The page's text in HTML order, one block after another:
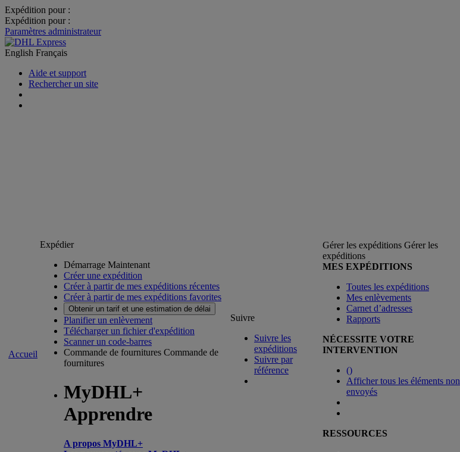
Expédition pour :
Expédition pour :
Paramètres administrateur
English Français
Aide et support
Rechercher un site
Accueil
Expédier
Démarrage Maintenant
Créer une expédition
Créer à partir de mes expéditions récentes
Créer à partir de mes expéditions favorites
Obtenir un tarif et une estimation de délai
Planifier un enlèvement
Télécharger un fichier d'expédition
Scanner un code-barres
Commande de fournitures Commande de
fournitures
MyDHL+
Apprendre
A propos MyDHL+
Suivre
Suivre les
expéditions
Suivre par
référence
Gérer les expéditions Gérer les
expéditions
MES EXPÉDITIONS
Toutes les expéditions
Mes enlèvements
Carnet d’adresses
Rapports
NÉCESSITE VOTRE
INTERVENTION
()
Afficher tous les éléments non
envoyés
RESSOURCES